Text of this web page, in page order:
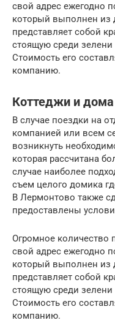
свой адрес ежегодно
который выполнен из
представляет собой
стоящую среди
Стоимость его
компанию.
Коттеджи и
В случае поездки на
компанией или всем
возникнуть
которая рассчитана
случае наиболее
съем целого домика
В Лермонтово также
предоставлены
Огромное количество
свой адрес ежегодно
который выполнен из
представляет собой
стоящую среди
Стоимость его
компанию.